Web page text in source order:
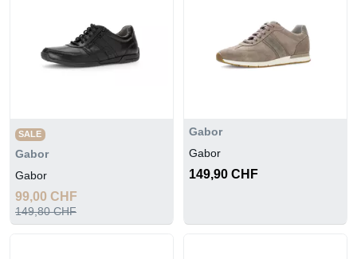
SALE
Gabor
Gabor
99,00 CHF
149,80 CHF
Gabor
Gabor
149,90 CHF